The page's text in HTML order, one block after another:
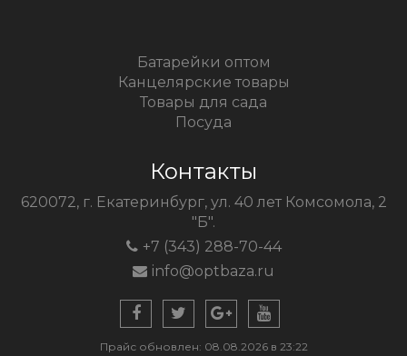
Батарейки оптом
Канцелярские товары
Товары для сада
Посуда
Контакты
620072, г. Екатеринбург, ул. 40 лет Комсомола, 2
"Б".
+7 (343) 288-70-44
info@optbaza.ru
Прайс обновлен: 08.08.2026 в 23:22